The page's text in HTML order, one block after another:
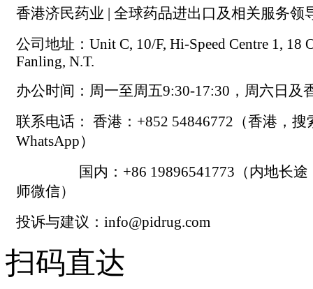
香港济民药业 | 全球药品进出口及相关服务领
公司地址：Unit C, 10/F, Hi-Speed Centre 1, 18
Fanling, N.T.
办公时间：周一至周五9:30-17:30，周六日及
联系电话： 香港：+852 54846772（香港，搜
WhatsApp）
国内：+86 19896541773（内地长途
师微信）
投诉与建议：info@pidrug.com
扫码直达